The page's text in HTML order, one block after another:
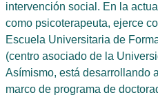
intervención social. En la
como psicoterapeuta, ejerce
Escuela Universitaria de
(centro asociado de la
Asímismo, está desarrollando
marco de programa de